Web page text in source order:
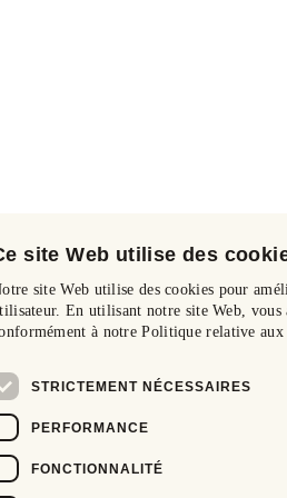
site Web utilise des
site Web utilise des cookies pour
En utilisant notre site Web, vous
à notre Politique relative aux
STRICTEMENT NÉCESSAIRES
PERFORMANCE
FONCTIONNALITÉ